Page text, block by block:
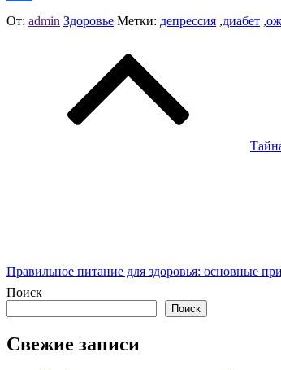
Отправить
От: admin Здоровье Метки: депрессия ,диабет ,
Правильное питание для здоровья: основные
Поиск
Поиск
Свежие записи